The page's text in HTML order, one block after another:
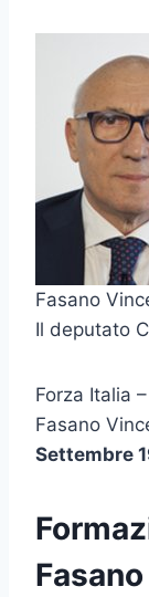
Fasano
Il deputato
Forza Italia
Fasano
Settembre